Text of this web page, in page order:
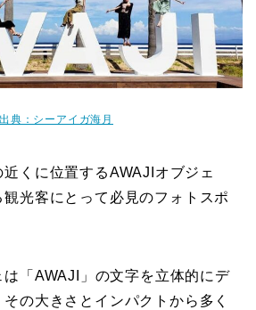
出典：シーアイガ海月
くに位置するAWAJIオブジェ
光客にとって必見のフォトスポ
は「AWAJI」の文字を立体的にデ
の大きさとインパクトから多く